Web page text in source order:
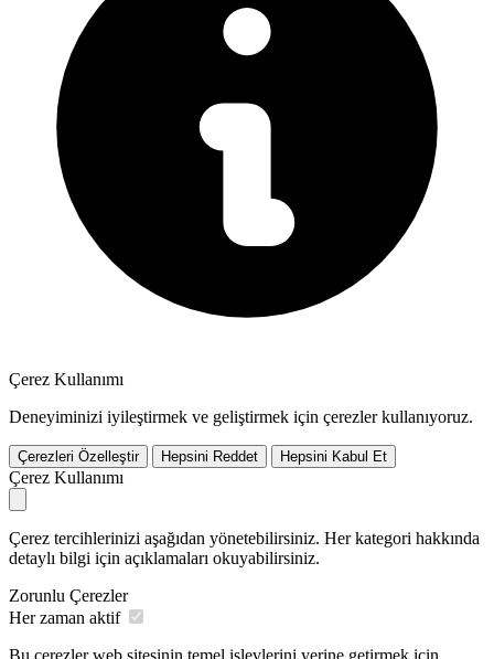
Çerez Kullanımı
Deneyiminizi iyileştirmek ve geliştirmek için çerezler kullanıyoruz.
Çerezleri Özelleştir Hepsini Reddet Hepsini Kabul Et
Çerez Kullanımı
Çerez tercihlerinizi aşağıdan yönetebilirsiniz. Her kategori hakkında
detaylı bilgi için açıklamaları okuyabilirsiniz.
Zorunlu Çerezler
Her zaman aktif
Bu çerezler web sitesinin temel işlevlerini yerine getirmek için